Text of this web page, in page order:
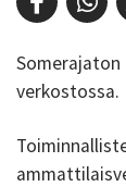
Somerajaton
verkostossa.